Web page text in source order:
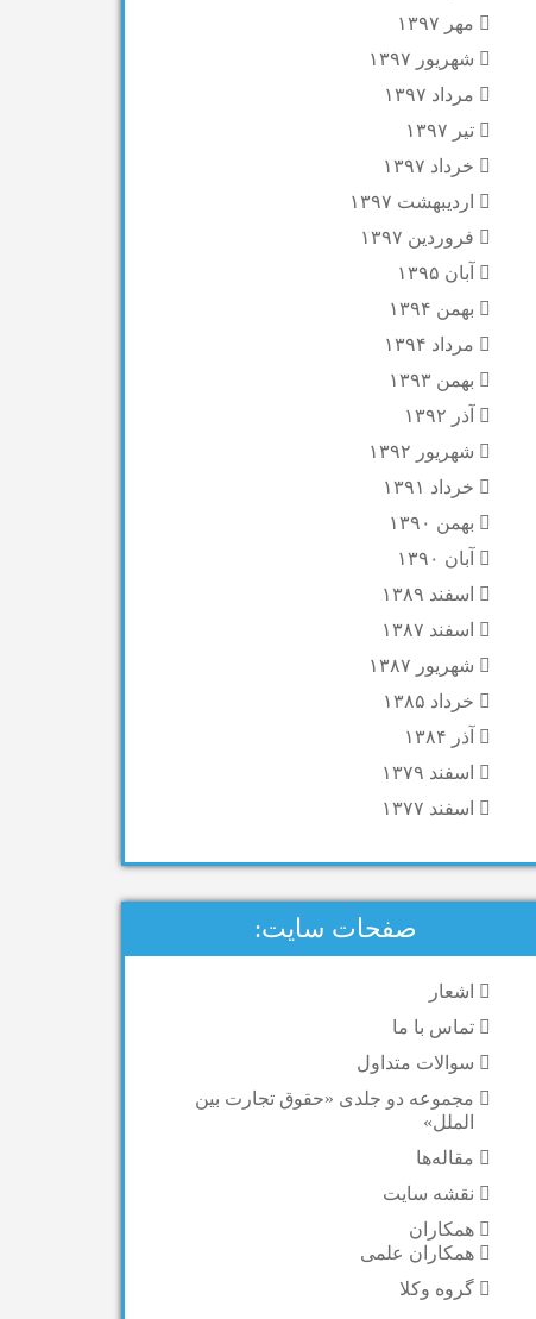
مهر ۱۳۹۷
شهریور ۱۳۹۷
مرداد ۱۳۹۷
تیر ۱۳۹۷
خرداد ۱۳۹۷
اردیبهشت ۱۳۹۷
فروردین ۱۳۹۷
آبان ۱۳۹۵
بهمن ۱۳۹۴
مرداد ۱۳۹۴
بهمن ۱۳۹۳
آذر ۱۳۹۲
شهریور ۱۳۹۲
خرداد ۱۳۹۱
بهمن ۱۳۹۰
آبان ۱۳۹۰
اسفند ۱۳۸۹
اسفند ۱۳۸۷
شهریور ۱۳۸۷
خرداد ۱۳۸۵
آذر ۱۳۸۴
اسفند ۱۳۷۹
اسفند ۱۳۷۷
صفحات سایت:
اشعار
تماس با ما
سوالات متداول
مجموعه دو جلدی «حقوق تجارت بین
الملل»
مقاله‌ها
نقشه سایت
همکاران
همکاران علمی
گروه وکلا